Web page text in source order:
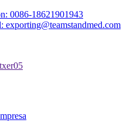
0086-18621901943
exporting@teamstandmed.com